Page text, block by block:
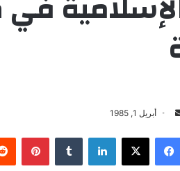
س
ل
أبريل 1, 1985
فيسبوك لينكدإن بينتيريست